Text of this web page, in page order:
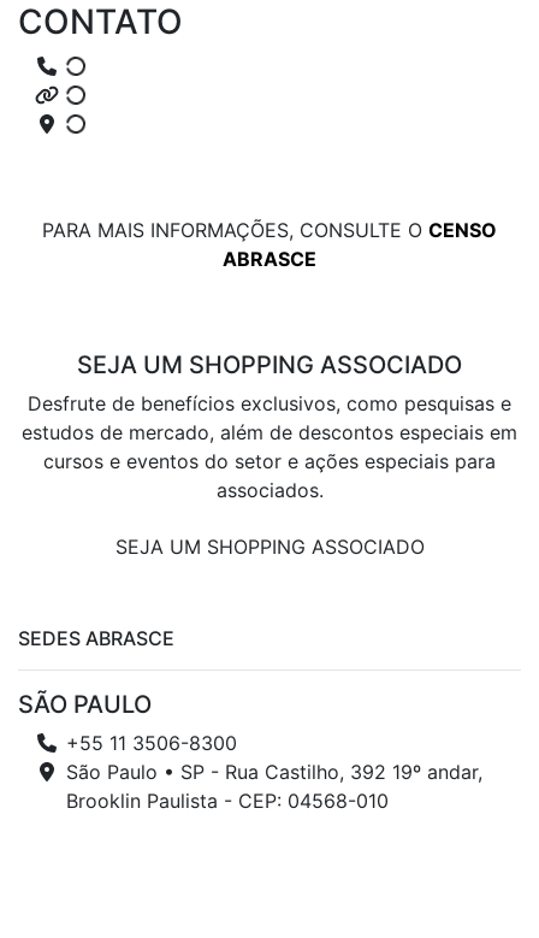
CONTATO
PARA MAIS INFORMAÇÕES, CONSULTE O CENSO
ABRASCE
SEJA UM SHOPPING ASSOCIADO
Desfrute de benefícios exclusivos, como pesquisas e
estudos de mercado, além de descontos especiais em
cursos e eventos do setor e ações especiais para
associados.
SEJA UM SHOPPING ASSOCIADO
SEDES ABRASCE
SÃO PAULO
+55 11 3506-8300
São Paulo • SP - Rua Castilho, 392 19º andar,
Brooklin Paulista - CEP: 04568-010